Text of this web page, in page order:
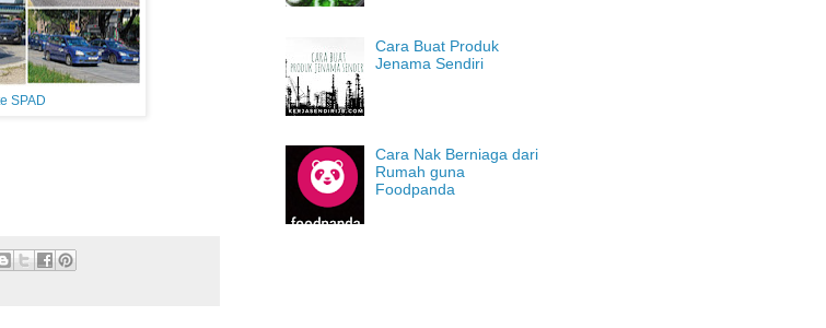
SPAD
Cara Buat Produk
Jenama Sendiri
Cara Nak Berniaga dari
Rumah guna
Foodpanda